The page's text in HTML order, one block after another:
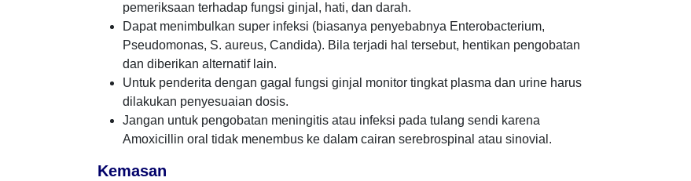
pemeriksaan terhadap fungsi ginjal, hati, dan darah.
Dapat menimbulkan super infeksi (biasanya penyebabnya Enterobacterium,
Pseudomonas, S. aureus, Candida). Bila terjadi hal tersebut, hentikan pengobatan
dan diberikan alternatif lain.
Untuk penderita dengan gagal fungsi ginjal monitor tingkat plasma dan urine harus
dilakukan penyesuaian dosis.
Jangan untuk pengobatan meningitis atau infeksi pada tulang sendi karena
Amoxicillin oral tidak menembus ke dalam cairan serebrospinal atau sinovial.
Kemasan